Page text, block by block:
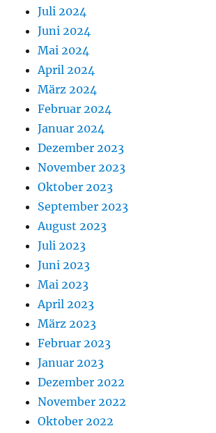
Juli 2024
Juni 2024
Mai 2024
April 2024
März 2024
Februar 2024
Januar 2024
Dezember 2023
November 2023
Oktober 2023
September 2023
August 2023
Juli 2023
Juni 2023
Mai 2023
April 2023
März 2023
Februar 2023
Januar 2023
Dezember 2022
November 2022
Oktober 2022